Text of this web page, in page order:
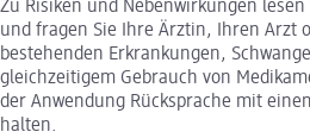
Zu Risiken und Nebenwirkungen lesen
und fragen Sie Ihre Ärztin, Ihren Arzt
bestehenden Erkrankungen,
gleichzeitigem Gebrauch von
der Anwendung Rücksprache mit
halten.